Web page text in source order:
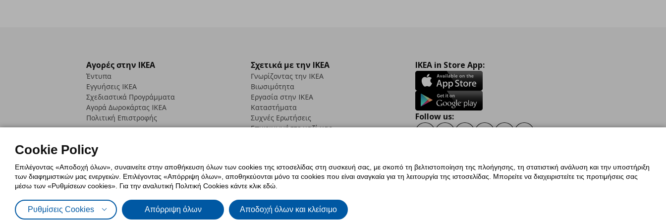
Αγορές στην IKEA
Έντυπα
Εγγυήσεις IKEA
Σχεδιαστικά Προγράμματα
Αγορά Δωρoκάρτας IKEA
Πολιτική Επιστροφής
Σχετικά με την IKEA
Γνωρίζοντας την IKEA
Βιωσιμότητα
Εργασία στην IKEA
Καταστήματα
Συχνές Ερωτήσεις
Επικοινωνήστε μαζί μας
IKEA in Store App:
Follow us:
Πολιτική Cookies Δήλωση ψηφιακής προσβασιμότητας
Γενική Πολιτική Προσωπικών Δεδομένων
Cookie Policy
Επιλέγοντας «Αποδοχή όλων», συναινείτε στην αποθήκευση όλων των cookies της ιστοσελίδας στη συσκευή σας, με σκοπό τη βελτιστοποίηση της πλοήγησης, τη στατιστική ανάλυση και την υποστήριξη
των διαφημιστικών μας ενεργειών. Επιλέγοντας «Απόρριψη όλων», αποθηκεύονται μόνο τα cookies που είναι αναγκαία για τη λειτουργία της ιστοσελίδας. Μπορείτε να διαχειριστείτε τις προτιμήσεις σας
μέσω των «Ρυθμίσεων cookies». Για την αναλυτική Πολιτική Cookies κάντε κλικ εδώ.
Ρυθμίσεις Cookies Απόρριψη όλων Αποδοχή όλων και κλείσιμο